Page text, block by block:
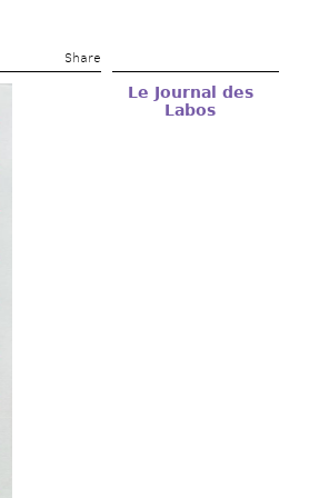
Share
Le Journal des
Labos